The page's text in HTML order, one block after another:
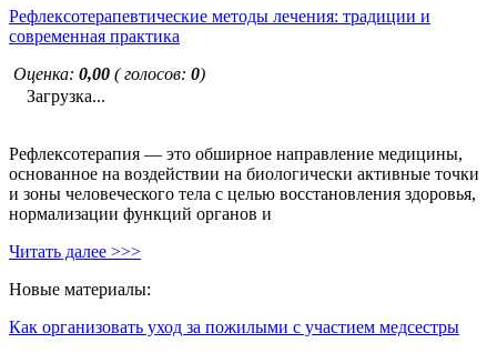
Рефлексотерапевтические методы лечения: традиции и
современная практика
Оценка: 0,00 ( голосов: 0)
Загрузка...
Рефлексотерапия — это обширное направление медицины,
основанное на воздействии на биологически активные точки
и зоны человеческого тела с целью восстановления здоровья,
нормализации функций органов и
Читать далее >>>
Новые материалы:
Как организовать уход за пожилыми с участием медсестры